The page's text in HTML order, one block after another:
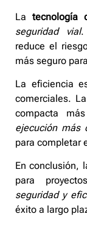
La tecnología
seguridad vial.
reduce el
más seguro
La eficiencia
comerciales. La
compacta
ejecución más
para completar
En conclusión,
para
seguridad y
éxito a largo